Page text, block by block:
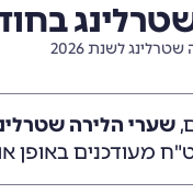
בחודש יוני 2026
לשנת 2026
שערי הלירה שטרלינג ביוני
מעודכנים באופן